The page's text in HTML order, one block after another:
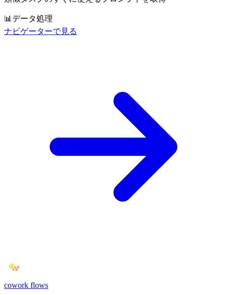
📊 データ処理
ナビゲーターで見る
cowork flows